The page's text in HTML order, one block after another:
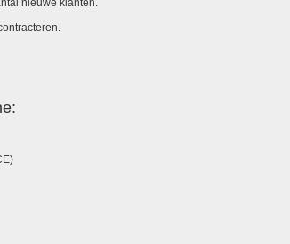
nieuwe klanten.